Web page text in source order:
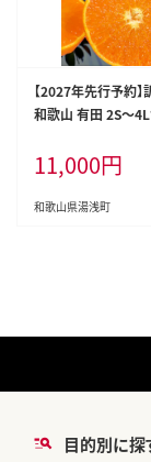
【2027年先行予約】
和歌山 有田 2S～
11,000円
和歌山県湯浅町
目的別に探